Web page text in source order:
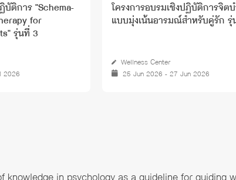
บัติการ "Schema-
for
รุ่นที่ 3
2026
โครงการอบรมเชิงปฏิบัติการจิต
แบบมุ่งเน้นอารมณ์สำหรับคู่รัก รุ่
Wellness Center
25 Jun 2026 - 27 Jun 2026